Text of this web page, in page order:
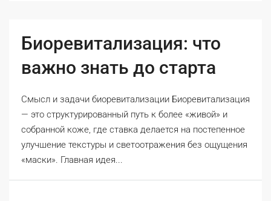
Биоревитализация: что
важно знать до старта
Смысл и задачи биоревитализации Биоревитализация
— это структурированный путь к более «живой» и
собранной коже, где ставка делается на постепенное
улучшение текстуры и светоотражения без ощущения
«маски». Главная идея...